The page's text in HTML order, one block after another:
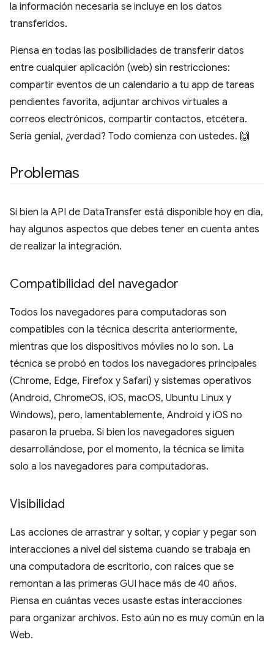
la información necesaria se incluye en los datos
transferidos.
Piensa en todas las posibilidades de transferir datos
entre cualquier aplicación (web) sin restricciones:
compartir eventos de un calendario a tu app de tareas
pendientes favorita, adjuntar archivos virtuales a
correos electrónicos, compartir contactos, etcétera.
Sería genial, ¿verdad? Todo comienza con ustedes. 🙌
Problemas
Si bien la API de DataTransfer está disponible hoy en día,
hay algunos aspectos que debes tener en cuenta antes
de realizar la integración.
Compatibilidad del navegador
Todos los navegadores para computadoras son
compatibles con la técnica descrita anteriormente,
mientras que los dispositivos móviles no lo son. La
técnica se probó en todos los navegadores principales
(Chrome, Edge, Firefox y Safari) y sistemas operativos
(Android, ChromeOS, iOS, macOS, Ubuntu Linux y
Windows), pero, lamentablemente, Android y iOS no
pasaron la prueba. Si bien los navegadores siguen
desarrollándose, por el momento, la técnica se limita
solo a los navegadores para computadoras.
Visibilidad
Las acciones de arrastrar y soltar, y copiar y pegar son
interacciones a nivel del sistema cuando se trabaja en
una computadora de escritorio, con raíces que se
remontan a las primeras GUI hace más de 40 años.
Piensa en cuántas veces usaste estas interacciones
para organizar archivos. Esto aún no es muy común en la
Web.